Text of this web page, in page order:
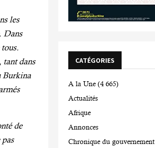
les
Dans
tant dans
Burkina
de
CATÉGORIES
A la Une (4 665)
Actualités
Afrique
Annonces
Chronique du gouvernement